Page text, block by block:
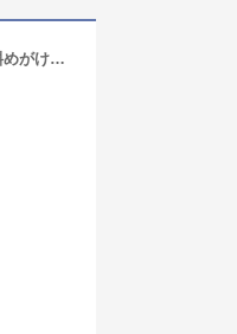
【最大46倍 10日2時迄】 ノベルティ付 ドレステリア ショルダーバッグ メンズ レディース 斜めがけバッグ ブランド DRESSTERIOR 小さめ 小さい 本革 かっこいい スマホショルダー 軽量 軽い 大人 上品 レザー おしゃれ チェスキー Chesky 866101